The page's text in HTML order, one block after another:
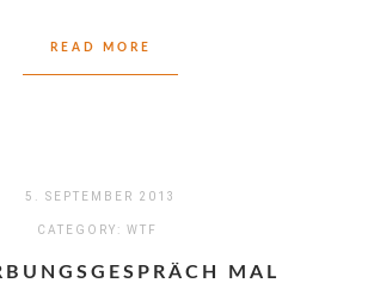
READ MORE
5. SEPTEMBER 2013
CATEGORY: WTF
MAL